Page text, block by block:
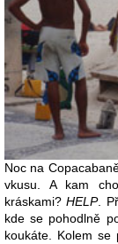
Noc na
vkusu. A kam
kráskami?HELP.
kde se pohodlně
koukáte. Kolem se